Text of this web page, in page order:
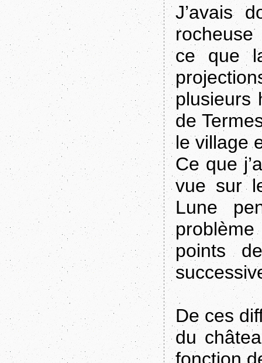
J’avais
ce que
plusieurs
de
le village
Ce que
vue sur
Lune
points
De ces
du